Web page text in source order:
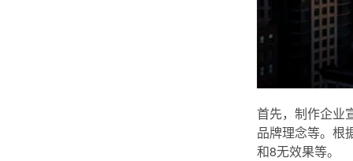
首先，制作企业
品牌理念等。根
和8无效果等。